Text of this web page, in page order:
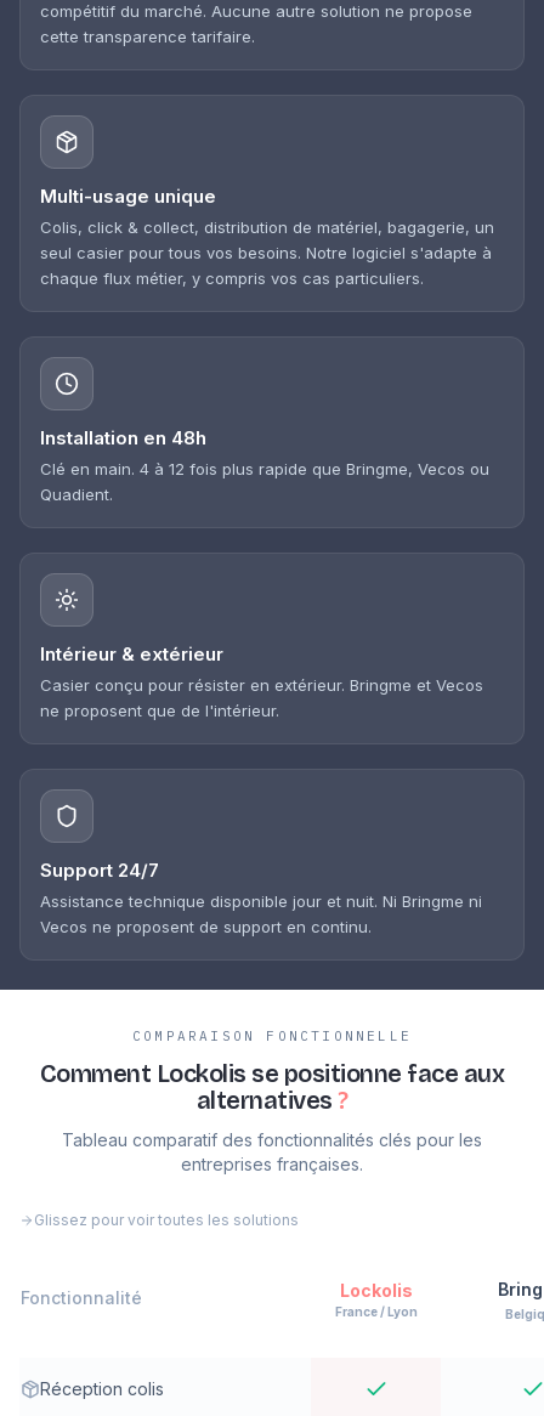
compétitif du marché. Aucune autre solution ne propose
cette transparence tarifaire.
Multi-usage unique
Colis, click & collect, distribution de matériel, bagagerie, un
seul casier pour tous vos besoins. Notre logiciel s'adapte à
chaque flux métier, y compris vos cas particuliers.
Installation en 48h
Clé en main. 4 à 12 fois plus rapide que Bringme, Vecos ou
Quadient.
Intérieur & extérieur
Casier conçu pour résister en extérieur. Bringme et Vecos
ne proposent que de l'intérieur.
Support 24/7
Assistance technique disponible jour et nuit. Ni Bringme ni
Vecos ne proposent de support en continu.
COMPARAISON FONCTIONNELLE
Comment Lockolis se positionne face aux
alternatives ?
Tableau comparatif des fonctionnalités clés pour les
entreprises françaises.
Glissez pour voir toutes les solutions
Fonctionnalité Lockolis
France / Lyon
Réception colis